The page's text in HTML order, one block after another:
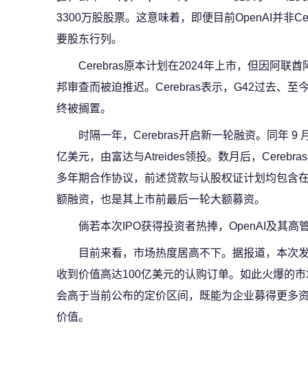
3300万股股票。这意味着，即便目前OpenAI并非
要股东行列。
Cerebras原本计划在2024年上市，但因阿联
邦审查而被迫推迟。Cerebras表示，G42过去、至
终被搁置。
时隔一年，Cerebras开启新一轮融资。同年 9
亿美元，由富达与Atreides领投。数月后，
多年期合作协议，前述贷款与认股权证计划均包含
额融资，也是其上市前最后一轮大额募资。
倘若本次IPO获得投资者热捧，OpenAI及其高
目前来看，市场热度居高不下。据报道，本次
收到价值高达100亿美元的认购订单。如此火爆的
会高于当前公布的定价区间，既能为企业募得更多
价值。